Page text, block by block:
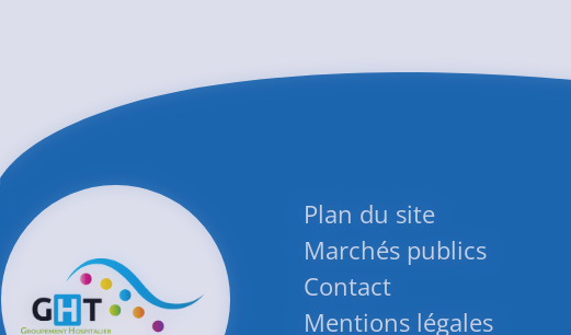
Plan du site
Marchés publics
Contact
Mentions légales